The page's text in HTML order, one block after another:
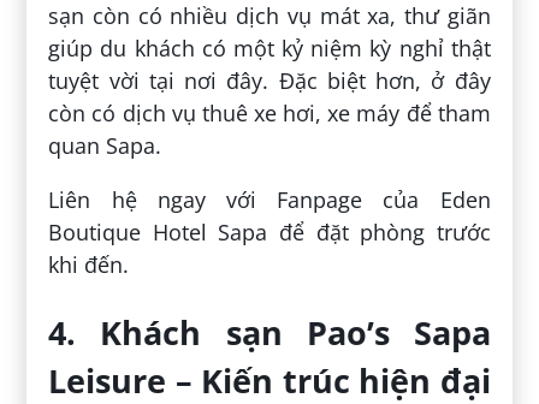
sạn còn có nhiều dịch vụ mát xa, thư giãn
giúp du khách có một kỷ niệm kỳ nghỉ thật
tuyệt vời tại nơi đây. Đặc biệt hơn, ở đây
còn có dịch vụ thuê xe hơi, xe máy để tham
quan Sapa.
Liên hệ ngay với Fanpage của Eden
Boutique Hotel Sapa để đặt phòng trước
khi đến.
4. Khách sạn Pao’s Sapa
Leisure – Kiến trúc hiện đại